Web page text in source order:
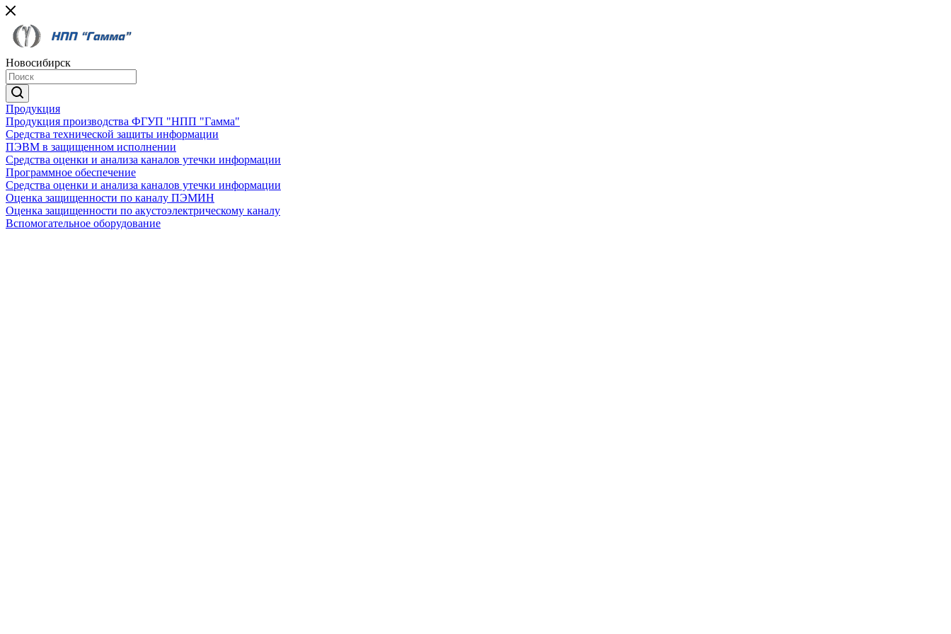
Новосибирск
Продукция
Продукция производства ФГУП "НПП "Гамма"
Средства технической защиты информации
ПЭВМ в защищенном исполнении
Средства оценки и анализа каналов утечки информации
Программное обеспечение
Средства оценки и анализа каналов утечки информации
Оценка защищенности по каналу ПЭМИН
Оценка защищенности по акустоэлектрическому каналу
Вспомогательное оборудование